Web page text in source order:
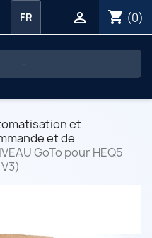
shopping_cart (0)

FR
et
et de
GoTo pour HEQ5